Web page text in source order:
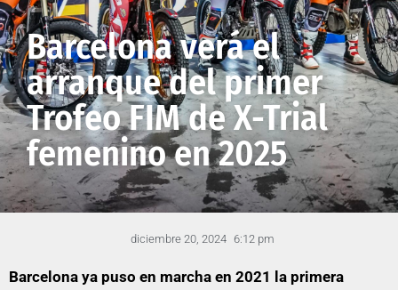
Barcelona verá el
arranque del primer
Trofeo FIM de X-Trial
femenino en 2025
diciembre 20, 2024 6:12 pm
Barcelona ya puso en marcha en 2021 la primera